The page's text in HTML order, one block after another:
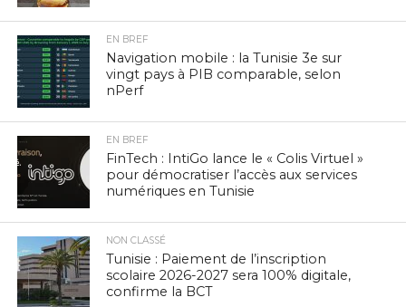
EN BREF
Navigation mobile : la Tunisie 3e sur
vingt pays à PIB comparable, selon
nPerf
EN BREF
FinTech : IntiGo lance le « Colis Virtuel »
pour démocratiser l’accès aux services
numériques en Tunisie
NON CLASSÉ
Tunisie : Paiement de l’inscription
scolaire 2026-2027 sera 100% digitale,
confirme la BCT